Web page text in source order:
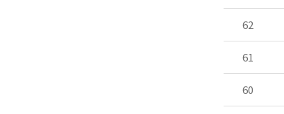
62
61
60